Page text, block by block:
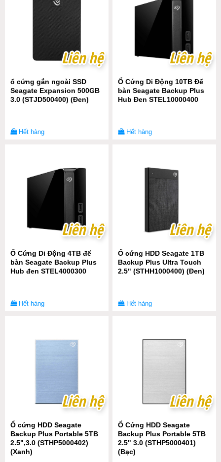
Liên hệ
Liên hệ
ổ cứng gắn ngoài SSD
Seagate Expansion 500GB
3.0 (STJD500400) (Đen)
Hết hàng
Liên hệ
Liên hệ
Ổ Cứng Di Động 10TB Để
bàn Seagate Backup Plus
Hub Đen STEL10000400
Hết hàng
Liên hệ
Liên hệ
Ổ Cứng Di Động 4TB để
bàn Seagate Backup Plus
Hub đen STEL4000300
Hết hàng
Liên hệ
Liên hệ
Ổ cứng HDD Seagate 1TB
Backup Plus Ultra Touch
2.5" (STHH1000400) (Đen)
Hết hàng
Liên hệ
Liên hệ
Ổ cứng HDD Seagate
Backup Plus Portable 5TB
2.5",3.0 (STHP5000402)
(Xanh)
Liên hệ
Liên hệ
Ổ Cứng HDD Seagate
Backup Plus Portable 5TB
2.5" 3.0 (STHP5000401)
(Bạc)